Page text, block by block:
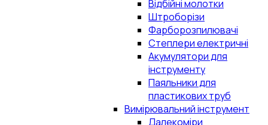
Відбійні молотки
Штроборізи
Фарборозпилювачі
Степлери електричні
Акумулятори для
інструменту
Паяльники для
пластикових труб
Вимірювальний інструмент
Далекоміри